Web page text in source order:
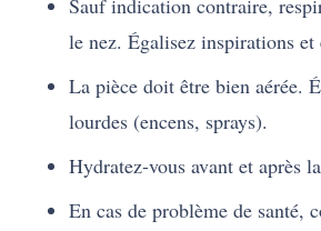
Sauf indication contraire,
le nez. Égalisez inspirations et
La pièce doit être bien aérée.
lourdes (encens, sprays).
Hydratez-vous avant et après
En cas de problème de santé,